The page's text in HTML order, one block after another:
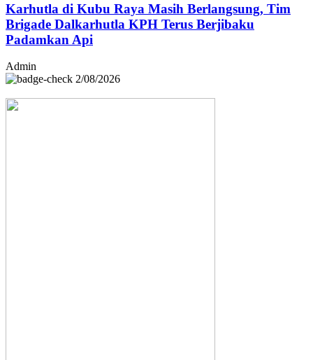
Karhutla di Kubu Raya Masih Berlangsung, Tim
Brigade Dalkarhutla KPH Terus Berjibaku
Padamkan Api
Admin
2/08/2026